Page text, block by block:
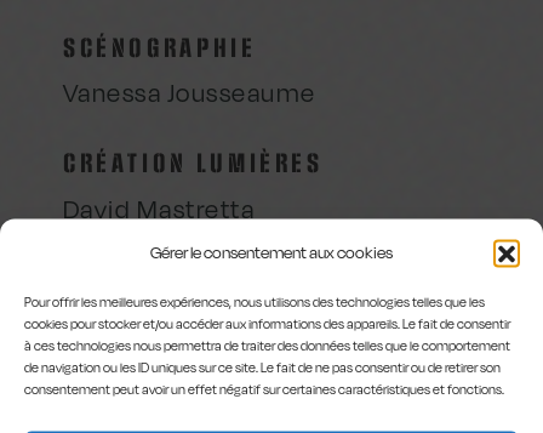
Gérer le consentement aux cookies
Pour offrir les meilleures expériences, nous utilisons des technologies telles que les
cookies pour stocker et/ou accéder aux informations des appareils. Le fait de consentir
à ces technologies nous permettra de traiter des données telles que le comportement
de navigation ou les ID uniques sur ce site. Le fait de ne pas consentir ou de retirer son
consentement peut avoir un effet négatif sur certaines caractéristiques et fonctions.
SCÉNOGRAPHIE
Vanessa Jousseaume
CRÉATION LUMIÈRES
David Mastretta